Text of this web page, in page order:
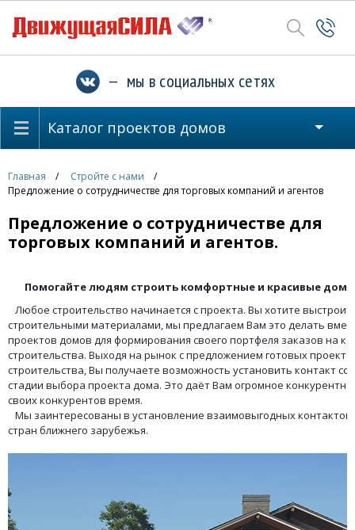
— мы в социальных сетях
Каталог проектов домов
Главная
Стройте с нами
Предложение о сотрудничестве для торговых компаний и агентов
Предложение о сотрудничестве для
торговых компаний и агентов.
Помогайте людям строить комфортные и красивые
Любое строительство начинается с проекта. Вы хотите
строительными материалами, мы предлагаем Вам это делать
проектов домов для формирования своего портфеля заказов на
строительства. Выходя на рынок с предложением готовых
строительства, Вы получаете возможность установить контакт
стадии выбора проекта дома. Это даёт Вам огромное
своих конкурентов время.
Мы заинтересованы в установление взаимовыгодных
стран ближнего зарубежья.